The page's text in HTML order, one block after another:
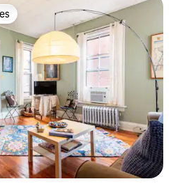
dos hóspedes